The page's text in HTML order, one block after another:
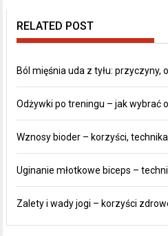
RELATED POST
Ból mięśnia uda z tyłu: przyczyny,
Odżywki po treningu – jak wybrać
Wznosy bioder – korzyści,
Uginanie młotkowe biceps –
Zalety i wady jogi – korzyści